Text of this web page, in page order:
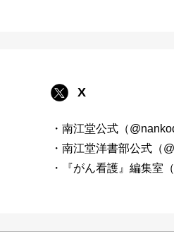
X
・南江堂公式（
・南江堂洋書部公式（
・『がん看護』編集室